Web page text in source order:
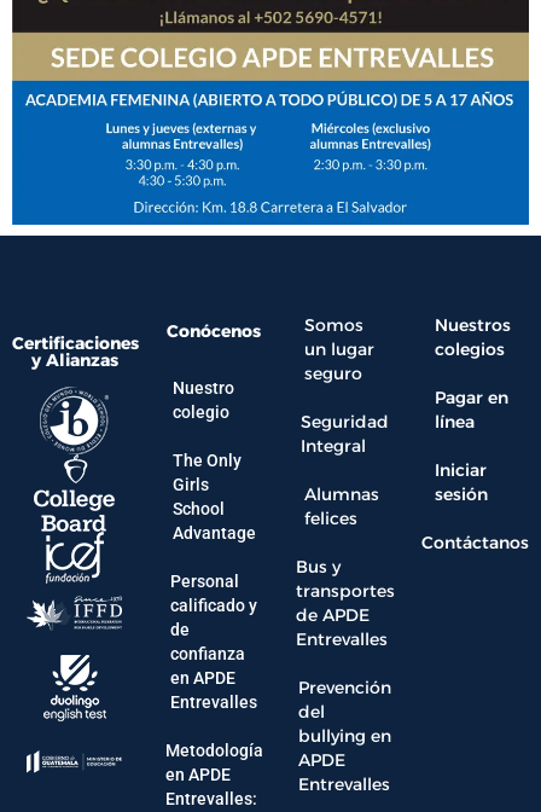
Certificaciones
y Alianzas
Conócenos
Nuestro
colegio
The Only
Girls
School
Advantage
Personal
calificado y
de
confianza
en APDE
Entrevalles
Metodología
en APDE
Entrevalles:
Somos
un lugar
seguro
Seguridad
Integral
Alumnas
felices
Bus y
transportes
de APDE
Entrevalles
Prevención
del
bullying en
APDE
Entrevalles
Nuestros
colegios
Pagar en
línea
Iniciar
sesión
Contáctanos